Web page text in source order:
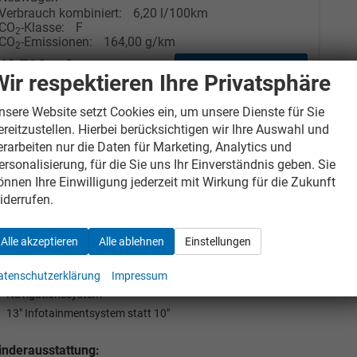
kombiniert:
6,20 l/100km
CO2-Klasse:
F
CO2-Emissionen: 164,00 g/km
» Angebotdetails
€
19% MwSt.
zur deutschen Serienausstattung - Herkunftsland
und Irrtümer unter Vorbehalt. Alle Angaben
19" Leichtmetallfelgen statt 18"
Navigationssystem
13" Infotainmentsystem statt 10"
respektieren Ihre Privatsphäre
Website setzt Cookies ein, um unsere Dienste für Sie
Hierbei berücksichtigen wir Ihre Auswahl und
nur die Daten für Marketing, Analytics und
für die Sie uns Ihr Einverständnis geben. Sie
Ihre Einwilligung jederzeit mit Wirkung für die Zukunft
Alle akzeptieren Alle ablehnen Einstellungen
Impressum